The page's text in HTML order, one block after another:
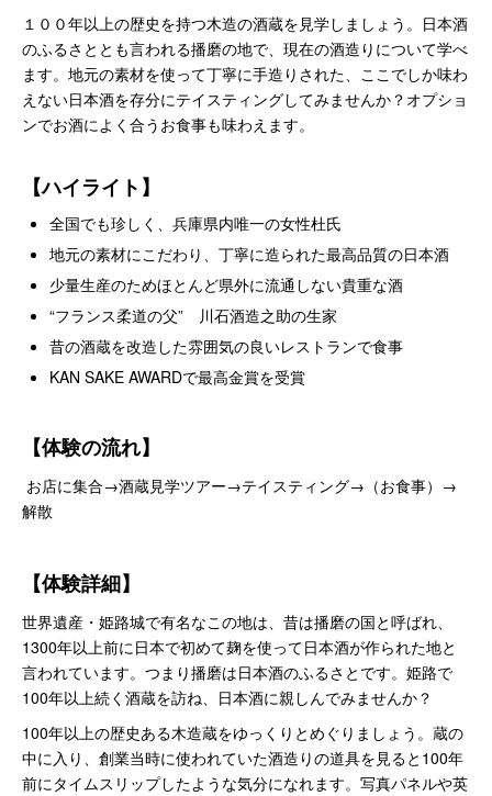
１００年以上の歴史を持つ木造の酒蔵を見学しましょう。日本酒
のふるさととも言われる播磨の地で、現在の酒造りについて学べ
ます。地元の素材を使って丁寧に手造りされた、ここでしか味わ
えない日本酒を存分にテイスティングしてみませんか？オプショ
ンでお酒によく合うお食事も味わえます。
【ハイライト】
全国でも珍しく、兵庫県内唯一の女性杜氏
地元の素材にこだわり、丁寧に造られた最高品質の日本酒
少量生産のためほとんど県外に流通しない貴重な酒
“フランス柔道の父” 川石酒造之助の生家
昔の酒蔵を改造した雰囲気の良いレストランで食事
KAN SAKE AWARDで最高金賞を受賞
【体験の流れ】
お店に集合→酒蔵見学ツアー→テイスティング→（お食事）→
解散
【体験詳細】
世界遺産・姫路城で有名なこの地は、昔は播磨の国と呼ばれ、
1300年以上前に日本で初めて麹を使って日本酒が作られた地と
言われています。つまり播磨は日本酒のふるさとです。姫路で
100年以上続く酒蔵を訪ね、日本酒に親しんでみませんか？
100年以上の歴史ある木造蔵をゆっくりとめぐりましょう。蔵の
中に入り、創業当時に使われていた酒造りの道具を見ると100年
前にタイムスリップしたような気分になれます。写真パネルや英